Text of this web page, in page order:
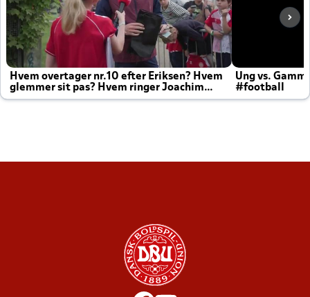
Hvem overtager nr.10 efter Eriksen? Hvem
glemmer sit pas? Hvem ringer Joachim
altid til efter kampe?
Ung vs.
#football